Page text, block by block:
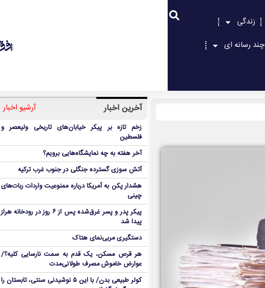
زندگی
چند رسانه ای
آخرین اخبار آرشیو اخبار
زخم تازه بر پیکر خیابان‌های تاریخی ولیعصر و
فلسطین
آخر هفته به چه نمایشگاه‌هایی برویم؟
آتش سوزی گسترده جنگلی در جنوب غرب ترکیه
هشدار پکن به آمریکا درباره ممنوعیت واردات ربات‌های
چینی
پیکر پدر و پسر غرق‌شده پس از ۶ روز در رودخانه هراز
پیدا شد
دستگیری مربی‌نمای هتاک
هر قرص مسکن، یک قدم به سمت نارسایی کلیه؟/
عوارض خاموش مصرف طولانی‌مدت
کولر طبیعی بدن/ با این ۵ نوشیدنی سنتی، تابستان را